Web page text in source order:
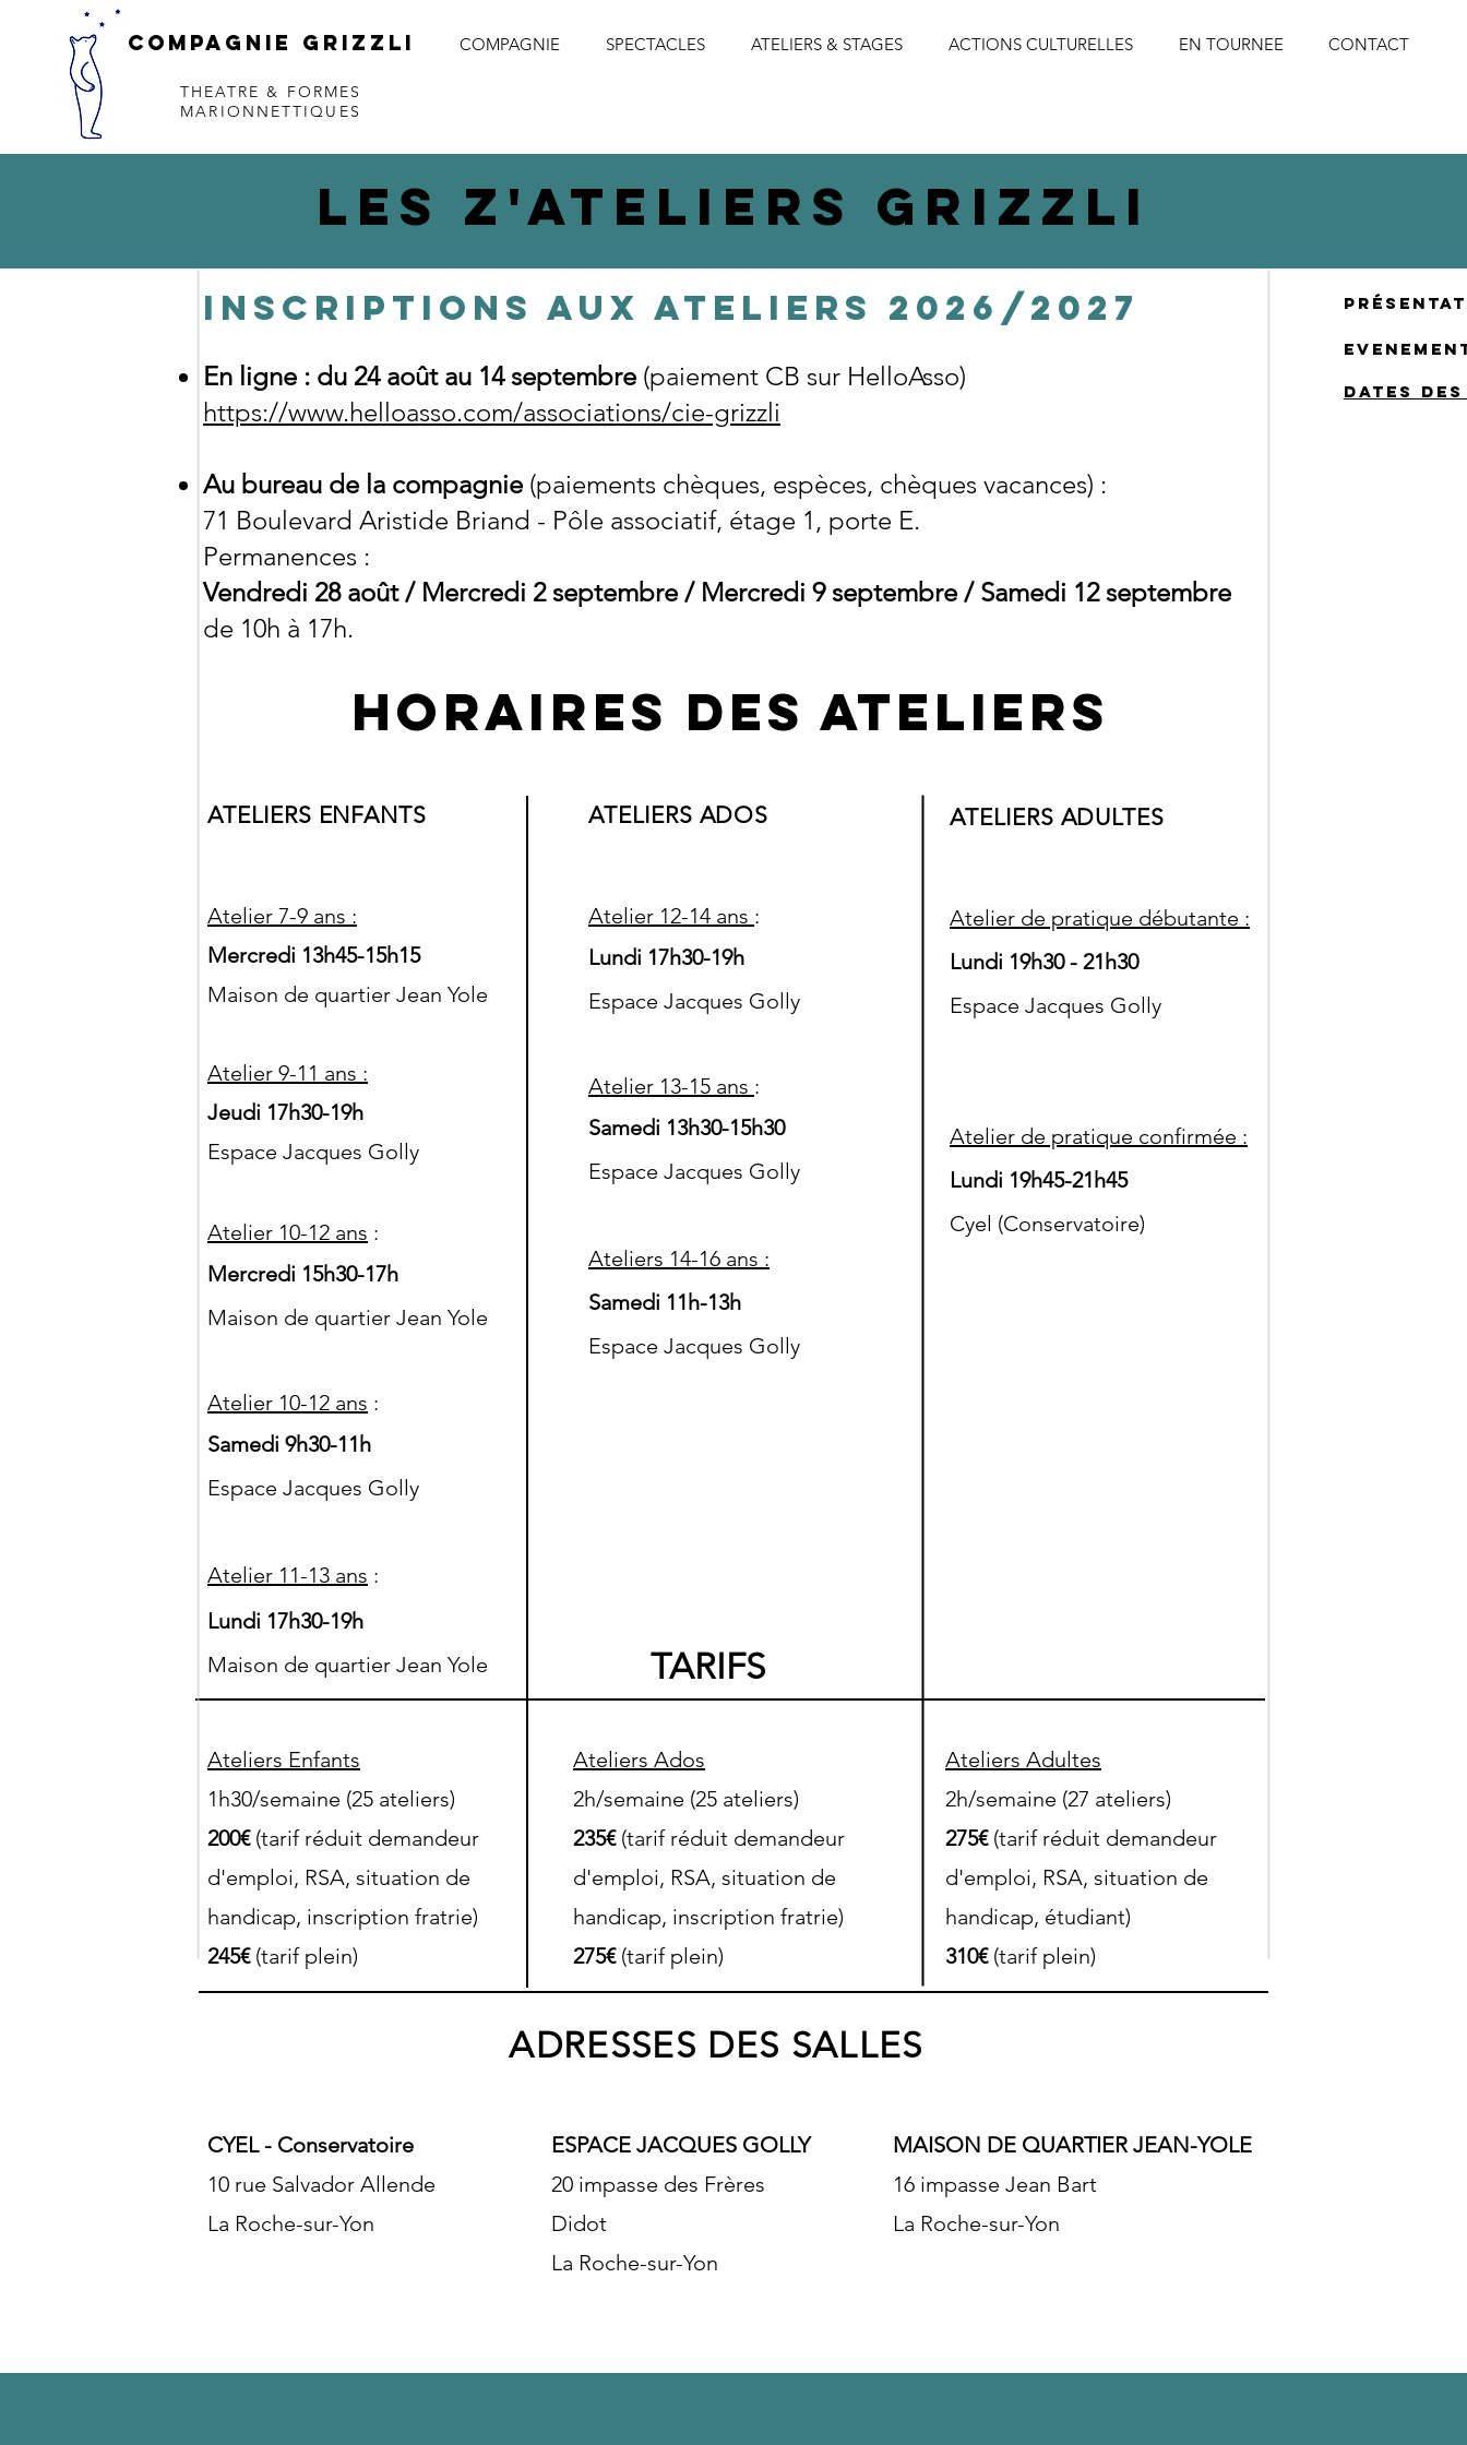
COMPAGNie Grizzli
THEATRE & FORMES
MARIONNETTIQUES
COMPAGNIE SPECTACLES ATELIERS & STAGES ACTIONS CULTURELLES EN TOURNEE CONTACT
Les Z'Ateliers Grizzli
INSCRIPTIONS AUX ATELIERS 2026/2027
En ligne : du 24 août au 14 septembre (paiement CB sur HelloAsso)
https://www.helloasso.com/associations/cie-grizzli
Au bureau de la compagnie (paiements chèques, espèces, chèques vacances) :
71 Boulevard Aristide Briand - Pôle associatif, étage 1, porte E.
Permanences :
Vendredi 28 août / Mercredi 2 septembre / Mercredi 9 septembre / Samedi 12 septembre
de 10h à 17h.
DATES
Horaires des ateliers
ATELIERS ENFANTS ATELIERS ADOS ATELIERS ADULTES
Atelier 7-9 ans :
Mercredi 13h45-15h15
Maison de quartier Jean Yole
Atelier 9-11 ans :
Jeudi 17h30-19h
Espace Jacques Golly
Atelier 10-12 ans :
Mercredi 15h30-17h
Maison de quartier Jean Yole
Atelier 10-12 ans :
Samedi 9h30-11h
Espace Jacques Golly
Atelier 11-13 ans :
Lundi 17h30-19h
Maison de quartier Jean Yole
TARIFS
Atelier de pratique débutante :
Lundi 19h30 - 21h30
Espace Jacques Golly
Atelier de pratique confirmée :
Lundi 19h45-21h45
Cyel (Conservatoire)
Atelier 12-14 ans :
Lundi 17h30-19h
Espace Jacques Golly
Atelier 13-15 ans :
Samedi 13h30-15h30
Espace Jacques Golly
Ateliers 14-16 ans :
Samedi 11h-13h
Espace Jacques Golly
Ateliers Enfants
1h30/semaine (25 ateliers)
200€ (tarif réduit demandeur
d'emploi, RSA, situation de
handicap, inscription fratrie)
245€(tarif plein)
Ateliers Ados
2h/semaine (25 ateliers)
235€ (tarif réduit demandeur
d'emploi, RSA, situation de
handicap, inscription fratrie)
275€(tarif plein)
Ateliers Adultes
2h/semaine (27 ateliers)
275€ (tarif réduit demandeur
d'emploi, RSA, situation de
handicap, étudiant)
310€(tarif plein)
ADRESSES DES SALLES
CYEL - Conservatoire
10 rue Salvador Allende
La Roche-sur-Yon
ESPACE JACQUES GOLLY
20 impasse des Frères
Didot
La Roche-sur-Yon
MAISON DE QUARTIER JEAN-YOLE
16 impasse Jean Bart
La Roche-sur-Yon